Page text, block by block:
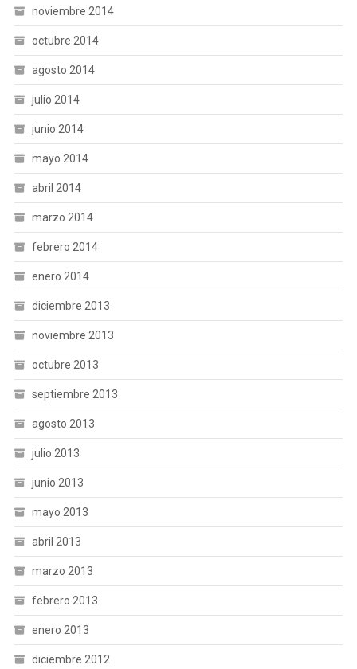
noviembre 2014
octubre 2014
agosto 2014
julio 2014
junio 2014
mayo 2014
abril 2014
marzo 2014
febrero 2014
enero 2014
diciembre 2013
noviembre 2013
octubre 2013
septiembre 2013
agosto 2013
julio 2013
junio 2013
mayo 2013
abril 2013
marzo 2013
febrero 2013
enero 2013
diciembre 2012